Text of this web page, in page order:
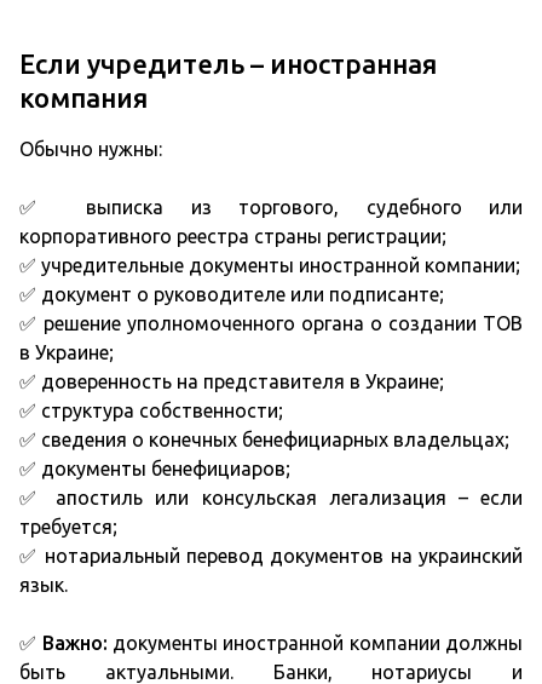
Если учредитель – иностранная
компания
Обычно нужны:
✅ выписка из торгового, судебного или
корпоративного реестра страны регистрации;
✅ учредительные документы иностранной компании;
✅ документ о руководителе или подписанте;
✅ решение уполномоченного органа о создании ТОВ
в Украине;
✅ доверенность на представителя в Украине;
✅ структура собственности;
✅ сведения о конечных бенефициарных владельцах;
✅ документы бенефициаров;
✅ апостиль или консульская легализация – если
требуется;
✅ нотариальный перевод документов на украинский
язык.
✅ Важно: документы иностранной компании должны
быть актуальными. Банки, нотариусы и